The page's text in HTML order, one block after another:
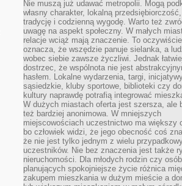
Nie muszą już udawać metropolii. Mogą
własny charakter, lokalną przedsiębiorczość,
tradycję i codzienną wygodę. Warto też
uwagę na aspekt społeczny. W małych
relacje wciąż mają znaczenie. To
oznacza, że wszędzie panuje sielanka, a
wobec siebie zawsze życzliwi. Jednak
dostrzec, że wspólnota nie jest
hasłem. Lokalne wydarzenia, targi,
sąsiedzkie, kluby sportowe, biblioteki czy
kultury naprawdę potrafią integrować
W dużych miastach oferta jest szersza, ale
też bardziej anonimowa. W mniejszych
miejscowościach uczestnictwo ma większy
bo człowiek widzi, że jego obecność coś
że nie jest tylko jednym z wielu
uczestników. Nie bez znaczenia jest także
nieruchomości. Dla młodych rodzin czy osób
planujących spokojniejsze życie różnica
zakupem mieszkania w dużym mieście a